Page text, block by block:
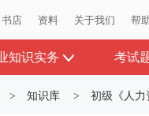
书店 资料 关于我们 帮
书店 资料 关于我们 帮
知识实务 考试
> 知识库 > 初级《人力